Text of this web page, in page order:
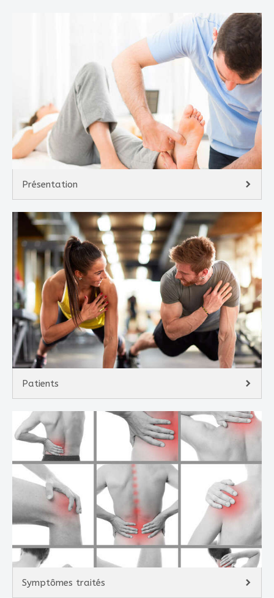
Présentation
Patients
Symptômes traités